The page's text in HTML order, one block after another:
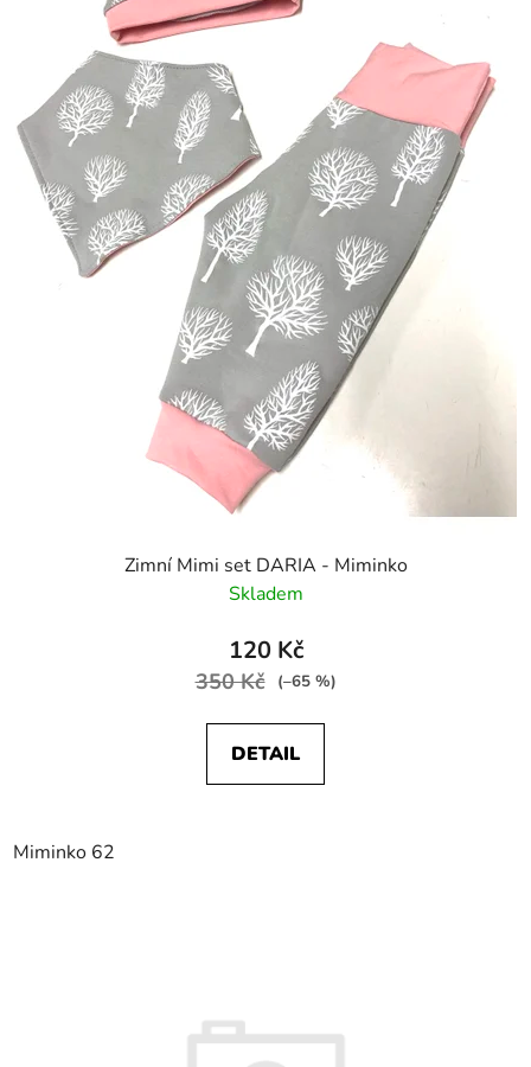
Zimní Mimi set DARIA - Miminko
Skladem
120 Kč
350 Kč (–65 %)
DETAIL
Miminko 62